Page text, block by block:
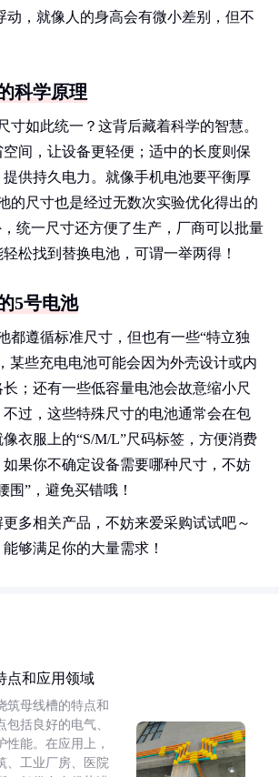
动，就像人的身高会有微小差别，但不
科学原理
寸如此统一？这背后藏着科学的智慧。
间，让设备更轻便；适中的长度则保
供持久电力。就像手机电池要平衡厚
的尺寸也是经过无数次实验优化得出的
统一尺寸还方便了生产，厂商可以批量
松找到替换电池，可谓一举两得！
5号电池
都遵循标准尺寸，但也有一些“特立独
某些充电电池可能会因为外壳设计或内
；还有一些低容量电池会故意缩小尺
过，这些特殊尺寸的电池通常会在包
衣服上的“S/M/L”尺码标签，方便消费
果你不确定设备需要哪种尺寸，不妨
围”，避免买错哦！
多相关产品，不妨来爱采购试试吧～
够满足你的大量需求！
点和应用领域
筑母线槽的特点和
包括良好的电气、
性能。在应用上，
、工业厂房、医院